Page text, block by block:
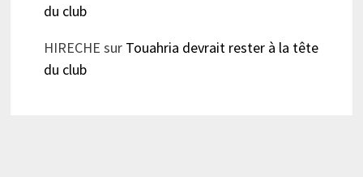
du club
HIRECHE sur Touahria devrait rester à la tête
du club